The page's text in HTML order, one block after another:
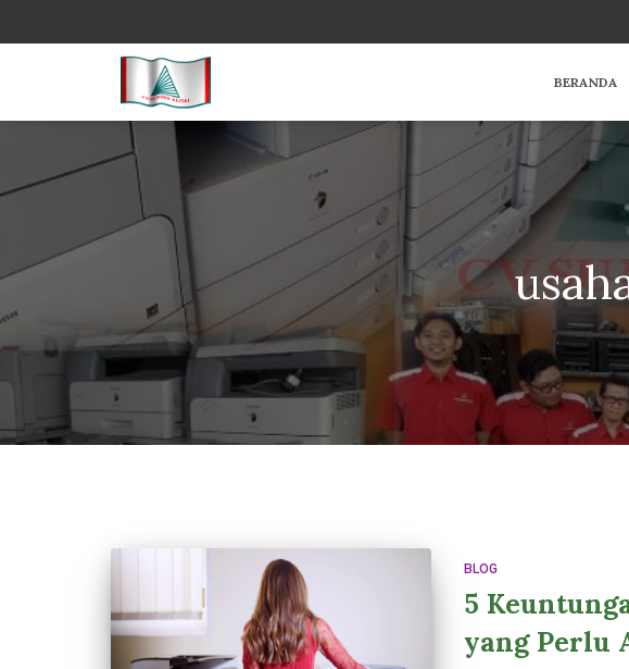
BERANDA
BLOG
5
yang Perlu